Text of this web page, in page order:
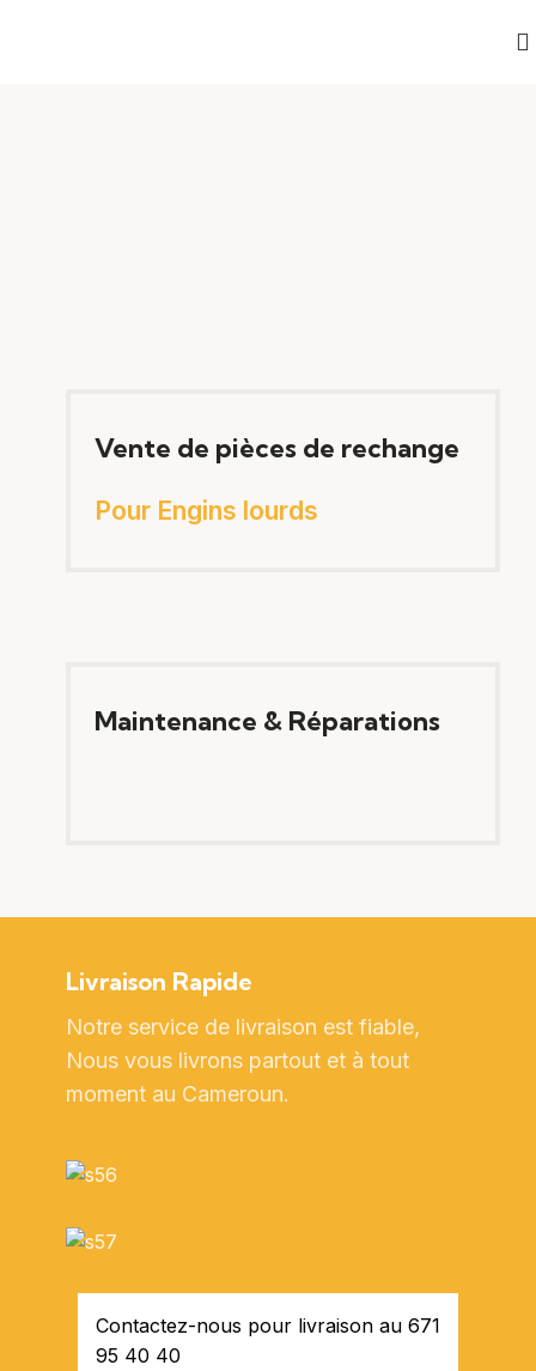
Vente de pièces de rechange
Pour Engins lourds
Maintenance & Réparations
Livraison Rapide
Notre service de livraison est fiable,
Nous vous livrons partout et à tout
moment au Cameroun.
Contactez-nous pour livraison au 671
95 40 40